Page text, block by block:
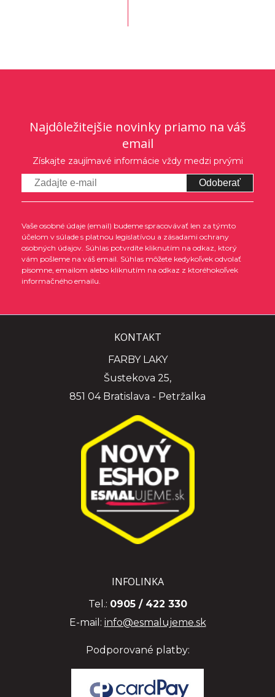
Najdôležitejšie novinky priamo na váš
email
Získajte zaujímavé informácie vždy medzi prvými
Odoberať
Vaše osobné údaje (email) budeme spracovávať len za týmto
účelom v súlade s platnou legislatívou a zásadami ochrany
osobných údajov. Súhlas potvrdíte kliknutím na odkaz, ktorý
vám pošleme na váš email. Súhlas môžete kedykoľvek odvolať
písomne, emailom alebo kliknutím na odkaz z ktoréhokoľvek
informačného emailu.
KONTAKT
FARBY LAKY
Šustekova 25,
851 04 Bratislava - Petržalka
INFOLINKA
Tel.: 0905 / 422 330
E-mail: info@esmalujeme.sk
Podporované platby: